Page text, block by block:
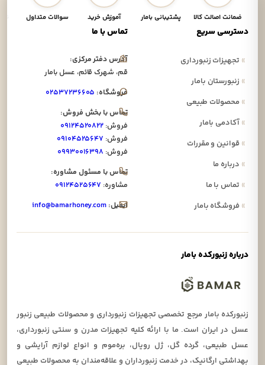
ضمانت اصالت کالا پشتیبانی بامار آموزش خرید سوالات متداول
دسترسی سریع
»تجهیزات زنبورداری
»زنبورستان بامار
»محصولات طبیعی
»آکادمی بامار
»قوانین و مقررات
»درباره ما
»تماس با ما
»فروشگاه بامار
تماس با ما
آدرس دفتر مرکزی:
قم، شهرک قائم، عسل بامار
فروشگاه: ۰۲۵۳۷۲۳۶۶۰۵
تماس با بخش فروش:
فروش: ۰۹۱۲۴۵۲۰۸۲۲
فروش: ۰۹۱۰۴۵۲۵۶۴۷
فروش: ۰۹۹۳۰۰۱۶۳۹۸
تماس با مسئول مشاوره:
مشاوره: ۰۹۱۲۴۵۲۵۶۴۷
ایمیل: info@bamarhoney.com
درباره زنبورکده بامار
زنبورکده بامار مرجع تخصصی تجهیزات زنبورداری و محصولات طبیعی زنبور
عسل در ایران است. ما با ارائه کلیه تجهیزات مدرن و سنتی زنبورداری،
عسل طبیعی، گرده گل، ژل رویال، بره‌موم و انواع لوازم آرایشی و
بهداشتی ارگانیک، در خدمت زنبورداران و علاقه‌مندان به محصولات طبیعی